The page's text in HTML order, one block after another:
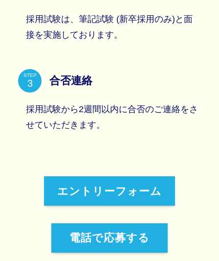
採用試験は、筆記試験 (新卒採用のみ)と面
接を実施しております。
STEP 合否連絡
採用試験から2週間以内に合否のご連絡をさ
せていただきます。
エントリーフォーム
電話で応募する